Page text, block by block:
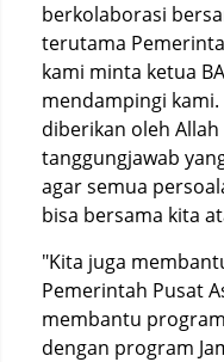
berkolaborasi
terutama
kami minta ketua
mendampingi
diberikan oleh
tanggungjawab
agar semua
bisa bersama kita
"Kita juga
Pemerintah Pusat
membantu
dengan program